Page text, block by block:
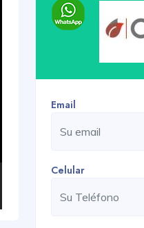
Email
Celular